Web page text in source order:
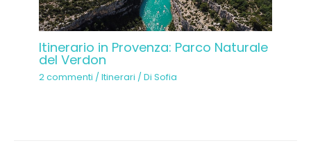
Itinerario in Provenza: Parco Naturale
del Verdon
2 commenti /Itinerari / DiSofia